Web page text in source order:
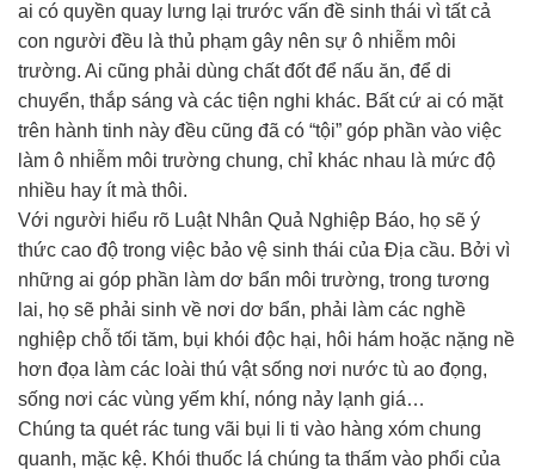
ai có quyền quay lưng lại trước vấn đề sinh thái vì tất cả
con người đều là thủ phạm gây nên sự ô nhiễm môi
trường. Ai cũng phải dùng chất đốt để nấu ăn, để di
chuyển, thắp sáng và các tiện nghi khác. Bất cứ ai có mặt
trên hành tinh này đều cũng đã có “tội” góp phần vào việc
làm ô nhiễm môi trường chung, chỉ khác nhau là mức độ
nhiều hay ít mà thôi.
Với người hiểu rõ Luật Nhân Quả Nghiệp Báo, họ sẽ ý
thức cao độ trong việc bảo vệ sinh thái của Địa cầu. Bởi vì
những ai góp phần làm dơ bẩn môi trường, trong tương
lai, họ sẽ phải sinh về nơi dơ bẩn, phải làm các nghề
nghiệp chỗ tối tăm, bụi khói độc hại, hôi hám hoặc nặng nề
hơn đọa làm các loài thú vật sống nơi nước tù ao đọng,
sống nơi các vùng yếm khí, nóng nảy lạnh giá…
Chúng ta quét rác tung vãi bụi li ti vào hàng xóm chung
quanh, mặc kệ. Khói thuốc lá chúng ta thấm vào phổi của